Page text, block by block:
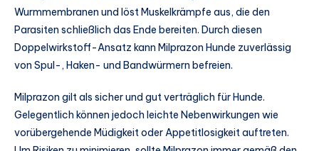
Wurmmembranen und löst Muskelkrämpfe aus, die den
Parasiten schließlich das Ende bereiten. Durch diesen
Doppelwirkstoff-Ansatz kann Milprazon Hunde zuverlässig
von Spul-, Haken- und Bandwürmern befreien.
Milprazon gilt als sicher und gut verträglich für Hunde.
Gelegentlich können jedoch leichte Nebenwirkungen wie
vorübergehende Müdigkeit oder Appetitlosigkeit auftreten.